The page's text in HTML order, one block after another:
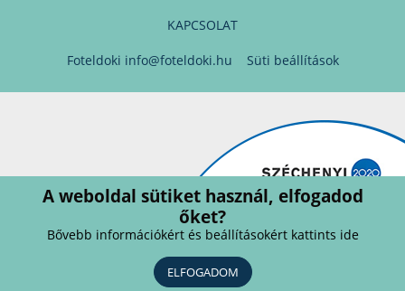
KAPCSOLAT
Foteldoki info@foteldoki.hu Süti beállítások
A weboldal sütiket használ, elfogadod
őket?
Bővebb információkért és beállításokért kattints ide
ELFOGADOM